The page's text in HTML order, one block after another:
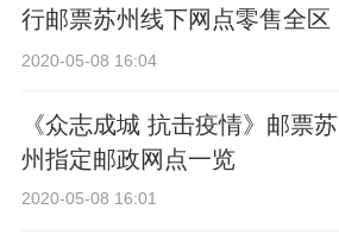
行邮票苏州线下网点零售全区
公告
2020-05-08 16:04
《众志成城 抗击疫情》邮票苏
州指定邮政网点一览
2020-05-08 16:01